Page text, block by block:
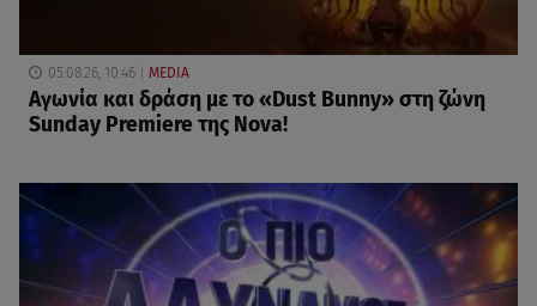
05.08.26, 10:46 MEDIA
Αγωνία και δράση με το «Dust Bunny» στη ζώνη
Sunday Premiere της Nova!